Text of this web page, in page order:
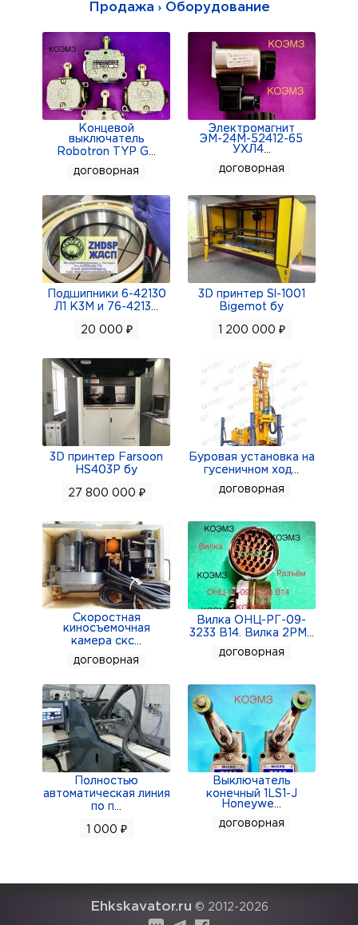
Продажа › Оборудование
Концевой
выключатель
Robotron TYP G
договорная
Электромагнит
ЭМ-24М-52412-65
УХЛ4...
договорная
Подшипники 6-42130
Л1 К3М и 76-4213
20 000 ₽
3D принтер Sl-1001
Bigemot бу
1 200 000 ₽
3D принтер Farsoon
HS403P бу
27 800 000 ₽
Буровая установка на
гусеничном ход
договорная
Скоростная
киносъемочная
камера скс
договорная
Вилка ОНЦ-РГ-09-
3233 В14. Вилка 2РМ
договорная
Полностью
автоматическая линия
по п
1 000 ₽
Выключатель
конечный 1LS1-J
Honeywe
договорная
Ehkskavator.ru © 2012-2026